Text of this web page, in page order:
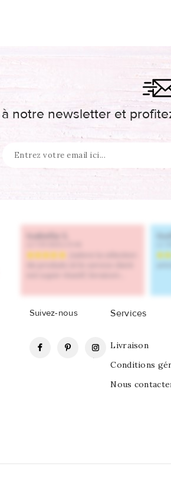
notre newsletter et
Suivez-nous
FacebookPinterestInstagram
Services
Livraison
Conditions
Nous